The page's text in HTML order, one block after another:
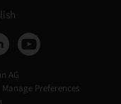
AG
Manage Preferences